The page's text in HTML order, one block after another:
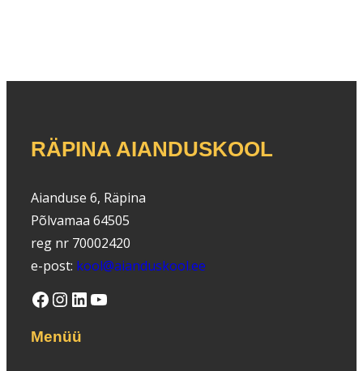
RÄPINA AIANDUSKOOL
Aianduse 6, Räpina
Põlvamaa 64505
reg nr 70002420
e-post: kool@aianduskool.ee
Facebook InstagramLinkedIn YouTube
Menüü